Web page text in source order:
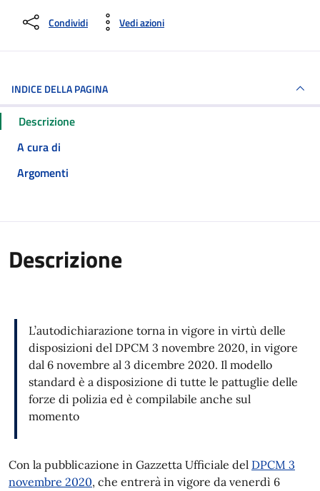
Condividi Vedi azioni
INDICE DELLA PAGINA
Descrizione
A cura di
Argomenti
Descrizione
L’autodichiarazione torna in vigore in virtù delle
disposizioni del DPCM 3 novembre 2020, in vigore
dal 6 novembre al 3 dicembre 2020. Il modello
standard è a disposizione di tutte le pattuglie delle
forze di polizia ed è compilabile anche sul
momento
Con la pubblicazione in Gazzetta Ufficiale del DPCM 3
novembre 2020, che entrerà in vigore da venerdì 6